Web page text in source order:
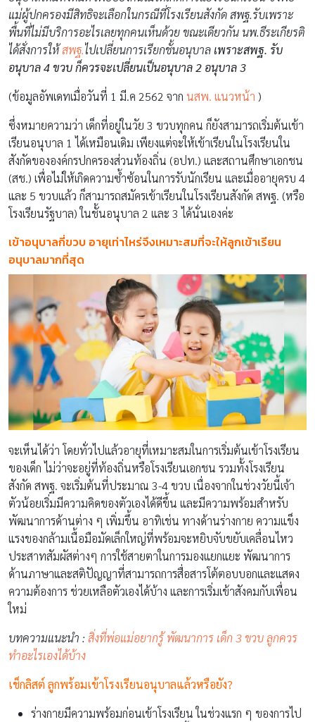
แม่ผู้ปกครองมีสิทธิจะเลือกในกรณีที่โรงเรียนสังกัด สพฐ.รับเพราะ
พื้นที่ไม่มีบริการอะไรเลยทุกคนเห็นด้วย ขณะเดียวกัน นพ.ธีระเกียรติ
ได้สั่งการให้สพฐ.ไปเปลี่ยนการเรียกชั้นอนุบาลเพราะสพฐ. รับ
อนุบาล 4 ขวบ ก็ควรจะเปลี่ยนเป็นอนุบาล 2 อนุบาล 3
(ข้อมูลอัพเดทเมื่อวันที่ 1 มี.ค 2562 จาก นสพ. แนวหน้า )
ซึ่งหมายความว่า เด็กที่อยู่ในวัย 3 ขวบทุกคน ก็ยังสามารถเริ่มต้นเข้า
เรียนอนุบาล 1 ได้เหมือนเดิม เพียงแต่จะให้เข้าเรียนในโรงเรียนใน
สังกัดขององค์กรปกครองส่วนท้องถิ่น (อปท.) และสถานศึกษาเอกชน
(สช.) เพื่อไม่ให้เกิดความซ้ำซ้อนในการรับนักเรียน และเมื่ออายุครบ 4
และ 5 ขวบแล้ว ก็สามารถสมัครเข้าเรียนในโรงเรียนสังกัด สพฐ. (หรือ
โรงเรียนรัฐบาล) ในชั้นอนุบาล 2 และ 3 ได้นั่นเองค่ะ
เข้าอนุบาลกี่ขวบ อายุเท่าไหร่จึงเหมาะสมที่จะให้ลูกเข้าเรียน
อนุบาลมากที่สุด
จะเห็นได้ว่า โดยทั่วไปแล้วอายุที่เหมาะสมในการเริ่มต้นเข้าโรงเรียน
ของเด็ก ไม่ว่าจะอยู่ที่ท้องถิ่นหรือโรงเรียนเอกชน รวมทั้งโรงเรียน
สังกัด สพฐ. จะเริ่มต้นที่ประมาณ 3-4 ขวบ เนื่องจากในช่วงวัยนี้เจ้า
ตัวน้อยเริ่มมีความคิดของตัวเองได้ดีขึ้น และมีความพร้อมสำหรับ
พัฒนาการด้านต่าง ๆ เพิ่มขึ้น อาทิเช่น ทางด้านร่างกาย ความแข็ง
แรงของกล้ามเนื้อมือมัดเล็กใหญ่ที่พร้อมจะหยิบจับขยับเคลื่อนไหว
ประสาทสัมผัสต่างๆ การใช้สายตาในการมองแยกแยะ พัฒนาการ
ด้านภาษาและสติปัญญาที่สามารถการสื่อสารโต้ตอบบอกและแสดง
ความต้องการ ช่วยเหลือตัวเองได้บ้าง และการเริ่มเข้าสังคมกับเพื่อน
ใหม่
บทความแนะนำ :สิ่งที่พ่อแม่อยากรู้ พัฒนาการ เด็ก 3 ขวบ ลูกควร
ทำอะไรเองได้บ้าง
เช็กลิสต์ ลูกพร้อมเข้าโรงเรียนอนุบาลแล้วหรือยัง?
ร่างกายมีความพร้อมก่อนเข้าโรงเรียน ในช่วงแรก ๆ ของการไป